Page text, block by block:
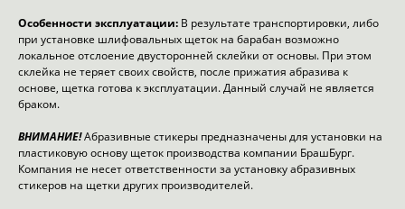
Особенности эксплуатации: В результате транспортировки, либо
при установке шлифовальных щеток на барабан возможно
локальное отслоение двусторонней склейки от основы. При этом
склейка не теряет своих свойств, после прижатия абразива к
основе, щетка готова к эксплуатации. Данный случай не является
браком.
ВНИМАНИЕ!Абразивные стикеры предназначены для установки на
пластиковую основу щеток производства компании БрашБург.
Компания не несет ответственности за установку абразивных
стикеров на щетки других производителей.